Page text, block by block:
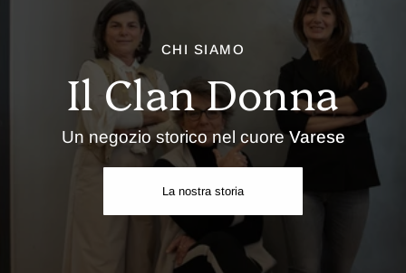
CHI SIAMO
Il Clan Donna
Un negozio storico nel cuoreVarese
La nostra storia